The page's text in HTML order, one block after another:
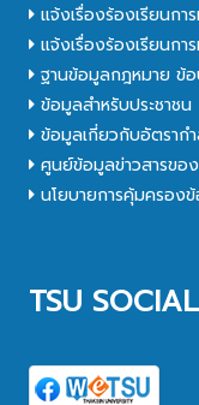
แจ้งเรื่องร้องเรียนก
แจ้งเรื่องร้องเรียนก
ฐานข้อมูลกฎหมาย ข้
ข้อมูลสำหรับประชาชน
ข้อมูลเกี่ยวกับอัตราก
ศูนย์ข้อมูลข่าวสารขอ
นโยบายการคุ้มครอง
TSU SOCIAL